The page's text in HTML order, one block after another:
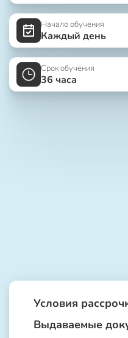
Начало обучения
Каждый день
Срок обучения
36 часа
Условия
Выдаваемые